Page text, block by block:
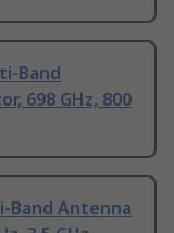
Band
698 GHz, 800
Band Antenna